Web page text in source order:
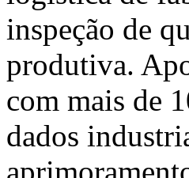
inspeção de
produtiva.
com mais de
dados